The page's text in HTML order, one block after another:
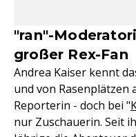
"ran"-
großer Rex-Fan
Andrea Kaiser kennt
und von
Reporterin - doch bei "
nur Zuschauerin. Seit